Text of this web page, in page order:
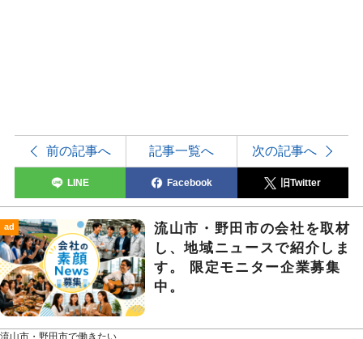
前の記事へ 記事一覧へ 次の記事へ
LINE Facebook 旧Twitter
ad
流山市・野田市の会社を取材
し、地域ニュースで紹介しま
す。 限定モニター企業募集
中。
流山市・野田市で働きたい